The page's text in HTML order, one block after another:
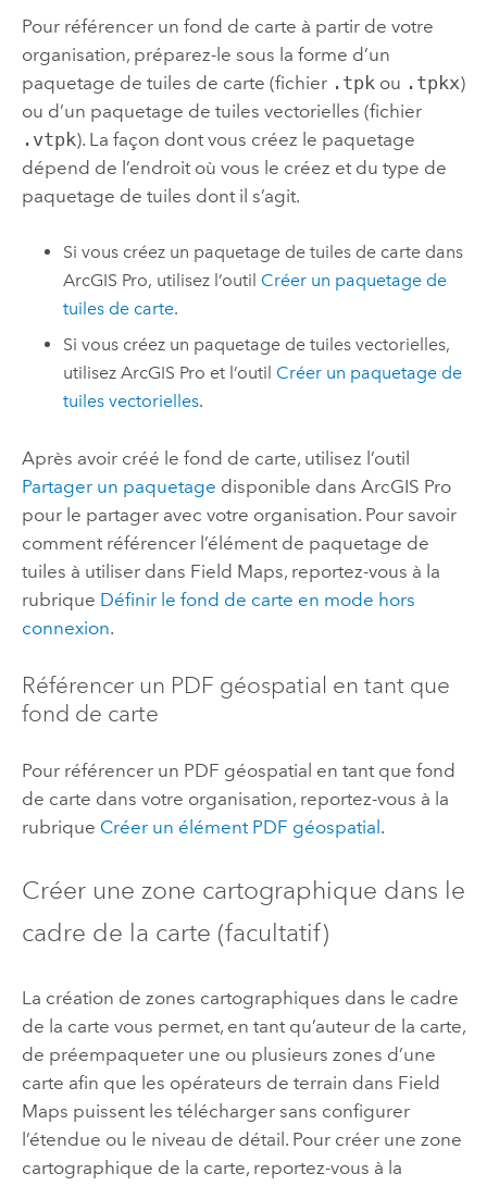
Pour référencer un fond de carte à partir de votre
organisation, préparez-le sous la forme d’un
paquetage de tuiles de carte (fichier .tpk ou .tpkx)
ou d’un paquetage de tuiles vectorielles (fichier
.vtpk). La façon dont vous créez le paquetage
dépend de l’endroit où vous le créez et du type de
paquetage de tuiles dont il s’agit.
Si vous créez un paquetage de tuiles de carte dans
ArcGIS Pro, utilisez l’outil Créer un paquetage de
tuiles de carte.
Si vous créez un paquetage de tuiles vectorielles,
utilisezArcGIS Pro et l’outil Créer un paquetage de
tuiles vectorielles.
Après avoir créé le fond de carte, utilisez l’outil
Partager un paquetage disponible dans ArcGIS Pro
pour le partager avec votre organisation. Pour savoir
comment référencer l’élément de paquetage de
tuiles à utiliser dans Field Maps, reportez-vous à la
rubrique Définir le fond de carte en mode hors
connexion.
Référencer un PDF géospatial en tant que
fond de carte
Pour référencer un PDF géospatial en tant que fond
de carte dans votre organisation, reportez-vous à la
rubrique Créer un élément PDF géospatial.
Créer une zone cartographique dans le
cadre de la carte (facultatif)
La création de zones cartographiques dans le cadre
de la carte vous permet, en tant qu’auteur de la carte,
de préempaqueter une ou plusieurs zones d’une
carte afin que les opérateurs de terrain dans Field
Maps puissent les télécharger sans configurer
l’étendue ou le niveau de détail. Pour créer une zone
cartographique de la carte, reportez-vous à la